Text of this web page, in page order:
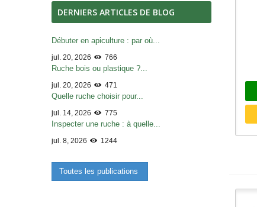
DERNIERS ARTICLES DE BLOG
Débuter en apiculture : par où...
jul. 20, 2026 766
Ruche bois ou plastique ?...
jul. 20, 2026 471
Quelle ruche choisir pour...
jul. 14, 2026 775
Inspecter une ruche : à quelle...
jul. 8, 2026 1244
Toutes les publications